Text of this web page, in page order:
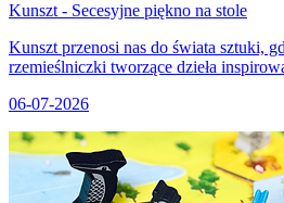
Kunszt - Secesyjne piękno na stole
Kunszt przenosi nas do świata sztuki,
rzemieślniczki tworzące dzieła
06-07-2026